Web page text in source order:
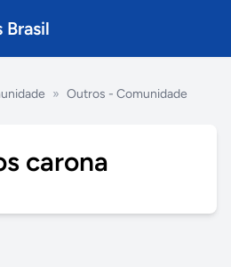
Brasil
» Outros - Comunidade
carona